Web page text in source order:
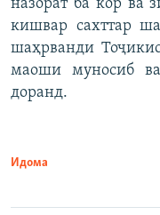
назорат ба кор ва
кишвар сахттар
шаҳрванди
маоши муносиб
доранд.
Идома